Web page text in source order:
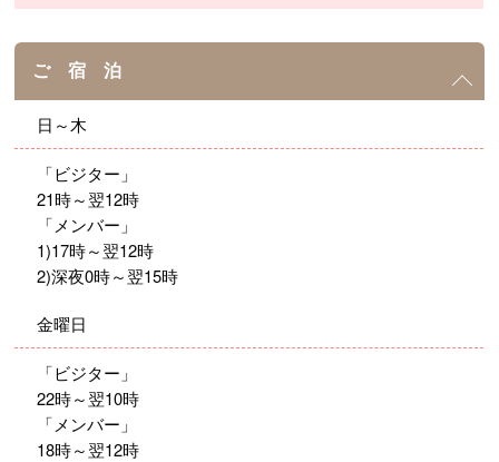
ご 宿 泊
日～木
「ビジター」
21時～翌12時
「メンバー」
1)17時～翌12時
2)深夜0時～翌15時
金曜日
「ビジター」
22時～翌10時
「メンバー」
18時～翌12時